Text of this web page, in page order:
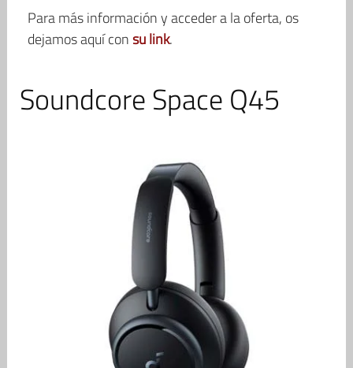
Para más información y acceder a la oferta, os
dejamos aquí consu link.
Soundcore Space Q45